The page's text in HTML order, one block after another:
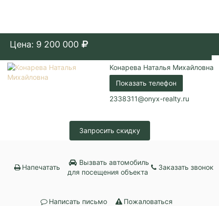
Цена: 9 200 000
Конарева Наталья Михайловна
Показать телефон
2338311@onyx-realty.ru
Запросить скидку
Напечатать
Вызвать автомобиль
для посещения объекта
Заказать звонок
Написать письмо Пожаловаться